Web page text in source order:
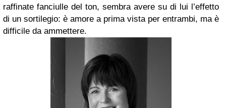
raffinate fanciulle del ton, sembra avere su di lui l’effetto
di un sortilegio: è amore a prima vista per entrambi, ma è
difficile da ammettere.